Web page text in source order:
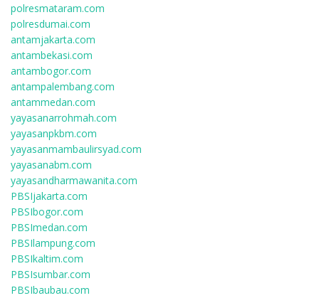
polresmataram.com
polresdumai.com
antamjakarta.com
antambekasi.com
antambogor.com
antampalembang.com
antammedan.com
yayasanarrohmah.com
yayasanpkbm.com
yayasanmambaulirsyad.com
yayasanabm.com
yayasandharmawanita.com
PBSIjakarta.com
PBSIbogor.com
PBSImedan.com
PBSIlampung.com
PBSIkaltim.com
PBSIsumbar.com
PBSIbaubau.com